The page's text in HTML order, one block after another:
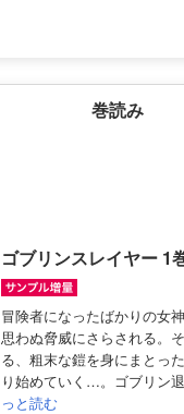
巻読み
ゴブリンスレイヤー 1
冒険者になったばかりの女
思わぬ脅威にさらされる。
る、粗末な鎧を身にまとっ
り始めていく…。ゴブリン
っと読む